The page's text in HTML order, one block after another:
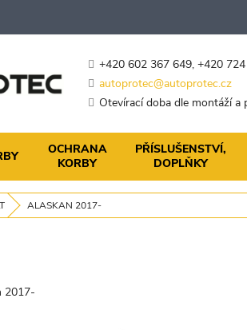
+420 602 367 649, +420
autoprotec@autoprotec.cz
Otevírací doba dle montáží a
OCHRANA
KORBY
PŘÍSLUŠENSTVÍ,
DOPLŇKY
ALASKAN 2017-
2017-